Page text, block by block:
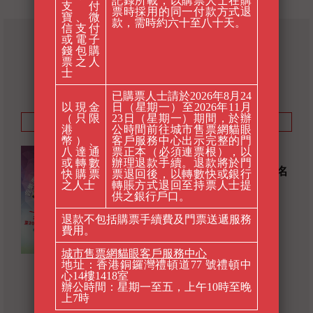
查看日曆
09/2026 - 02/2027
外展音樂短期課程 (候補中籤名
單)
支付
寶、微
信支付
或電子
錢包購
票之人
士
票時採用的同一付款方式退
款，需時約六十至八十天。
以現金
（只限
港
幣）、
八達通
或轉數
快購票
之人士
已購票人士請於2026年8月24
日（星期一）至2026年11月
23日（星期一）期間，於辦
公時間前往城市售票網貓眼
客戶服務中心出示完整的門
票正本（必須連票根），以
辦理退款手續。退款將於門
票退回後，以轉數快或銀行
轉賬方式退回至持票人士提
供之銀行戶口。
退款不包括購票手續費及門票送遞服務
費用。
城市售票網貓眼客戶服務中心
地址：香港銅鑼灣禮頓道77 號禮頓中
心14樓1418室
辦公時間：星期一至五，上午10時至晚
上7時